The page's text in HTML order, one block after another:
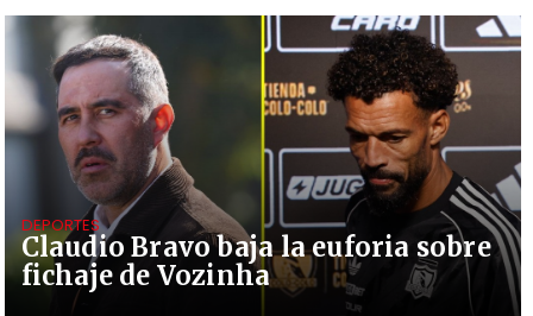
Claudio Bravo baja la euforia sobre
fichaje de Vozinha
DEPORTES